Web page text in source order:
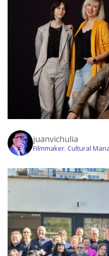
juanvichulia
Filmmaker. Cultural